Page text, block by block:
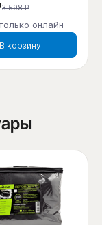
3 598 ₽
онлайн
В корзину